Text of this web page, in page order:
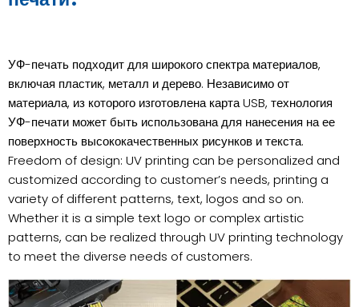
УФ-печать подходит для широкого спектра материалов,
включая пластик, металл и дерево. Независимо от
материала, из которого изготовлена карта USB, технология
УФ-печати может быть использована для нанесения на ее
поверхность высококачественных рисунков и текста.
Freedom of design: UV printing can be personalized and
customized according to customer’s needs, printing a
variety of different patterns, text, logos and so on.
Whether it is a simple text logo or complex artistic
patterns, can be realized through UV printing technology
to meet the diverse needs of customers.